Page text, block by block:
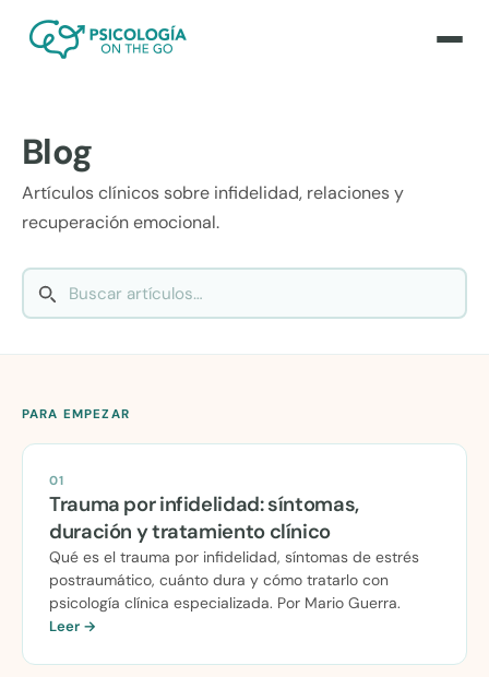
Blog
Artículos clínicos sobre infidelidad, relaciones y
recuperación emocional.
PARA EMPEZAR
01
Trauma por infidelidad: síntomas,
duración y tratamiento clínico
Qué es el trauma por infidelidad, síntomas de estrés
postraumático, cuánto dura y cómo tratarlo con
psicología clínica especializada. Por Mario Guerra.
Leer →